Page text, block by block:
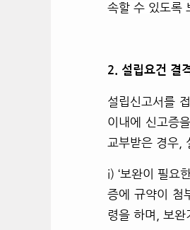
속할 수 있도록
2. 설립요건 결
설립신고서를
이내에 신고증
교부받은 경우,
i) ‘보완이 필요
증에 규약이 첨
령을 하며, 보완